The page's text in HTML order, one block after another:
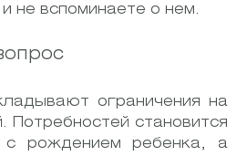
не вспоминаете о нем.
ограничения на
становится
с рождением ребенка, а